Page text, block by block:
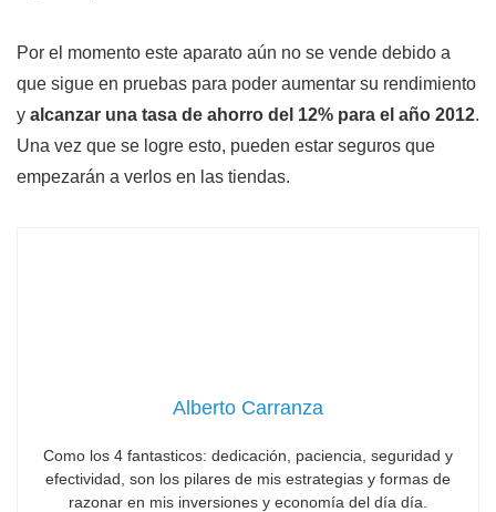
Por el momento este aparato aún no se vende debido a
que sigue en pruebas para poder aumentar su rendimiento
y alcanzar una tasa de ahorro del 12% para el año 2012.
Una vez que se logre esto, pueden estar seguros que
empezarán a verlos en las tiendas.
Alberto Carranza
Como los 4 fantasticos: dedicación, paciencia, seguridad y
efectividad, son los pilares de mis estrategias y formas de
razonar en mis inversiones y economía del día día.